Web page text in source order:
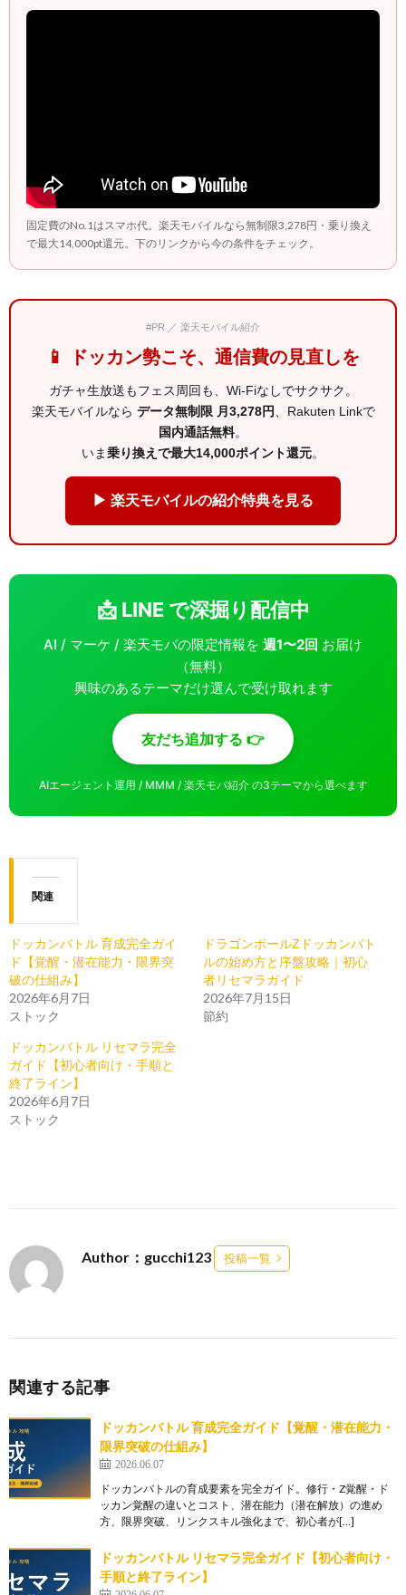
固定費のNo.1はスマホ代。楽天モバイルなら無制限3,278円・乗り換え
で最大14,000pt還元。下のリンクから今の条件をチェック。
#PR ／ 楽天モバイル紹介
📱 ドッカン勢こそ、通信費の見直しを
ガチャ生放送もフェス周回も、Wi-Fiなしでサクサク。
楽天モバイルなら データ無制限 月3,278円 、Rakuten Linkで
国内通話無料。
いま乗り換えで最大14,000ポイント還元。
▶ 楽天モバイルの紹介特典を見る
📩 LINE で深掘り配信中
AI / マーケ / 楽天モバの限定情報を 週1〜2回 お届け
（無料）
興味のあるテーマだけ選んで受け取れます
友だち追加する 👉
AIエージェント運用 / MMM / 楽天モバ紹介 の3テーマから選べます
関連
ドッカンバトル 育成完全ガイ
ド【覚醒・潜在能力・限界突
破の仕組み】
2026年6月7日
ストック
ドラゴンボールZドッカンバト
ルの始め方と序盤攻略｜初心
者リセマラガイド
2026年7月15日
節約
ドッカンバトル リセマラ完全
ガイド【初心者向け・手順と
終了ライン】
2026年6月7日
ストック
Author：gucchi123 投稿一覧
関連する記事
ドッカンバトル 育成完全ガイド【覚醒・潜在能力・
限界突破の仕組み】
2026.06.07
ドッカンバトルの育成要素を完全ガイド。修行・Z覚醒・ド
ッカン覚醒の違いとコスト、潜在能力（潜在解放）の進め
方、限界突破、リンクスキル強化まで、初心者が[…]
ドッカンバトル リセマラ完全ガイド【初心者向け・
手順と終了ライン】